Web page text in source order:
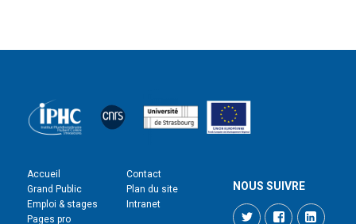
Accueil
Grand Public
Emploi & stages
Pages pro
Contact
Plan du site
Intranet
NOUS SUIVRE
TwitterFacebook